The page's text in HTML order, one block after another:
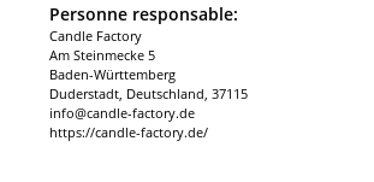
Personne responsable:
Candle Factory
Am Steinmecke 5
Baden-Württemberg
Duderstadt, Deutschland, 37115
info@candle-factory.de
https://candle-factory.de/